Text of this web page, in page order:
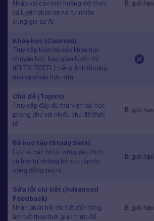
Nhập vai các tình huống đời thực
và luyện phản xạ nói tự nhiên
cùng gia sư AI.
Bị giới hạn
Khóa học (Courses)
Truy cập toàn bộ các khóa học
chuyên biệt, bao gồm luyện thi
(IELTS, TOEFL), tiếng Anh thương
mại và nhiều hơn nữa.
Chủ đề (Topics)
Truy cập đầy đủ thư viện bài học
phong phú với nhiều chủ đề thực
tế.
Bị giới hạn
Bộ học tập (Study Sets)
Lưu lại các bộ từ vựng yêu thích
và học từ những bộ sưu tập do
cộng đồng tạo ra.
Bị giới hạn
Sửa lỗi chi tiết (Advanced
Feedback)
Nhận phản hồi chi tiết đến từng
âm tiết theo thời gian thực để
Bị giới hạn